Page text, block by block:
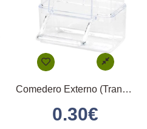
Comedero Externo (Transparente)
0.30€